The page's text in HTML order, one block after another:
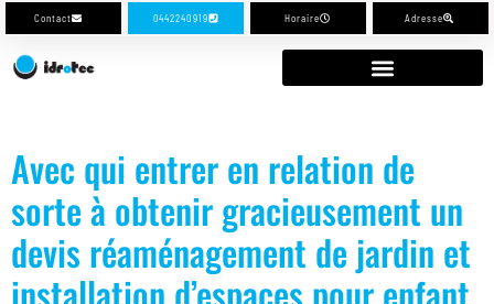
Contact 0442240919 Horaire Adresse
Avec qui entrer en relation de
sorte à obtenir gracieusement un
devis réaménagement de jardin et
installation d’espaces pour enfant